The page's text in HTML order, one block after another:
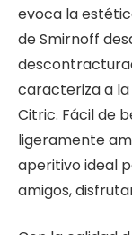
evoca la
de Smirnoff
caracteriza a
Citric. Fácil de
ligeramente
aperitivo ideal
amigos,